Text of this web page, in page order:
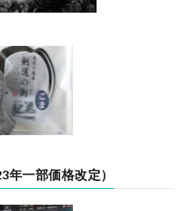
一部価格改定）